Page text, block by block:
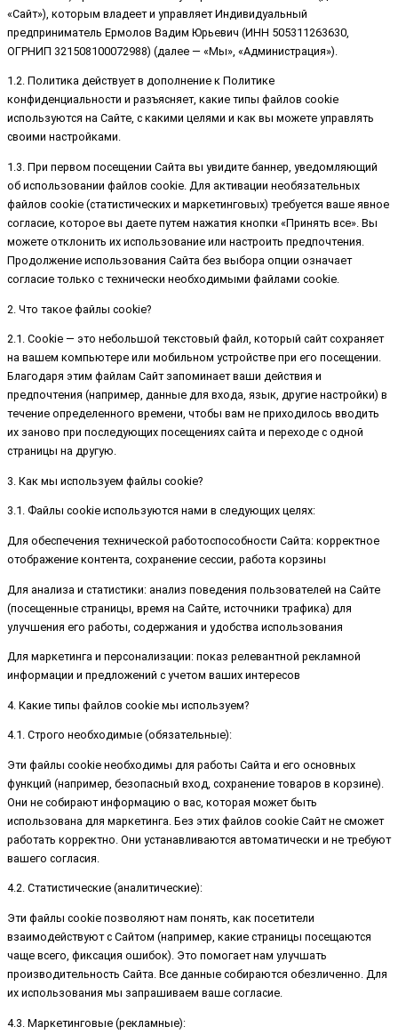
«Сайт»), которым владеет и управляет Индивидуальный
предприниматель Ермолов Вадим Юрьевич (ИНН 505311263630,
ОГРНИП 321508100072988) (далее — «Мы», «Администрация»).
1.2. Политика действует в дополнение к Политике
конфиденциальности и разъясняет, какие типы файлов cookie
используются на Сайте, с какими целями и как вы можете управлять
своими настройками.
1.3. При первом посещении Сайта вы увидите баннер, уведомляющий
об использовании файлов cookie. Для активации необязательных
файлов cookie (статистических и маркетинговых) требуется ваше явное
согласие, которое вы даете путем нажатия кнопки «Принять все». Вы
можете отклонить их использование или настроить предпочтения.
Продолжение использования Сайта без выбора опции означает
согласие только с технически необходимыми файлами cookie.
2. Что такое файлы cookie?
2.1. Cookie — это небольшой текстовый файл, который сайт сохраняет
на вашем компьютере или мобильном устройстве при его посещении.
Благодаря этим файлам Сайт запоминает ваши действия и
предпочтения (например, данные для входа, язык, другие настройки) в
течение определенного времени, чтобы вам не приходилось вводить
их заново при последующих посещениях сайта и переходе с одной
страницы на другую.
3. Как мы используем файлы cookie?
3.1. Файлы cookie используются нами в следующих целях:
Для обеспечения технической работоспособности Сайта: корректное
отображение контента, сохранение сессии, работа корзины
Для анализа и статистики: анализ поведения пользователей на Сайте
(посещенные страницы, время на Сайте, источники трафика) для
улучшения его работы, содержания и удобства использования
Для маркетинга и персонализации: показ релевантной рекламной
информации и предложений с учетом ваших интересов
4. Какие типы файлов cookie мы используем?
4.1. Строго необходимые (обязательные):
Эти файлы cookie необходимы для работы Сайта и его основных
функций (например, безопасный вход, сохранение товаров в корзине).
Они не собирают информацию о вас, которая может быть
использована для маркетинга. Без этих файлов cookie Сайт не сможет
работать корректно. Они устанавливаются автоматически и не требуют
вашего согласия.
4.2. Статистические (аналитические):
Эти файлы cookie позволяют нам понять, как посетители
взаимодействуют с Сайтом (например, какие страницы посещаются
чаще всего, фиксация ошибок). Это помогает нам улучшать
производительность Сайта. Все данные собираются обезличенно. Для
их использования мы запрашиваем ваше согласие.
4.3. Маркетинговые (рекламные):